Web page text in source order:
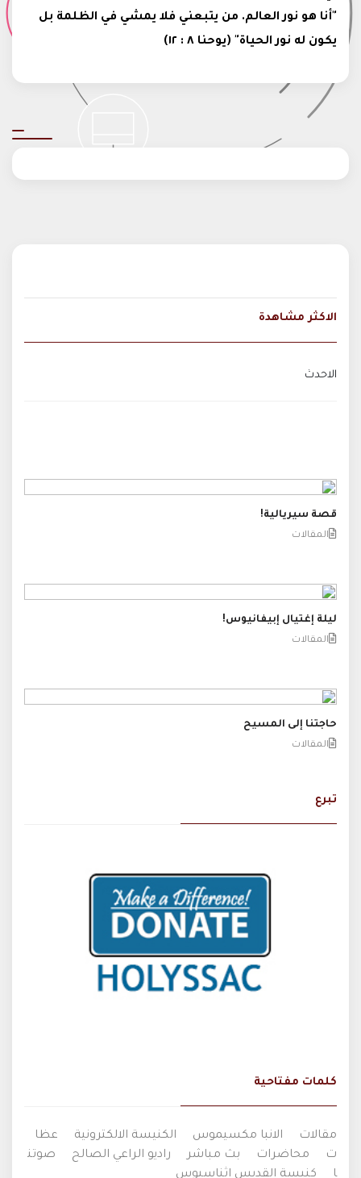
"أنا هو نور العالم. من يتبعني فلا يمشي في الظلمة بل
يكون له نور الحياة" (يوحنا ٨ : ١٢)
الاكثر مشاهدة
الاحدث
قصة سيريالية!
المقالات
ليلة إغتيال إبيفانيوس!
المقالات
حاجتنا إلى المسيح
المقالات
تبرع
كلمات مفتاحية
مقالات الانبا مكسيموس الكنيسة الالكترونية
عظا
ت
محاضرات بث مباشر راديو الراعي الصالح
صوتن
ا
كنيسة القديس اثناسيوس